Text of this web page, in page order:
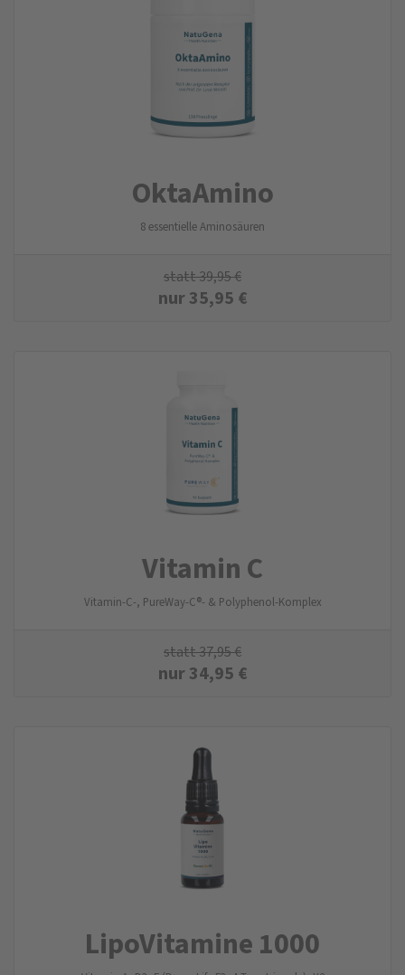
Okta­Amino
8 essentielle Aminosäuren
statt39,95€
nur35,95 €
Vitamin C
Vitamin-C-, PureWay-C®- & Polyphenol-Komplex
statt37,95€
nur34,95 €
LipoVitamine 1000